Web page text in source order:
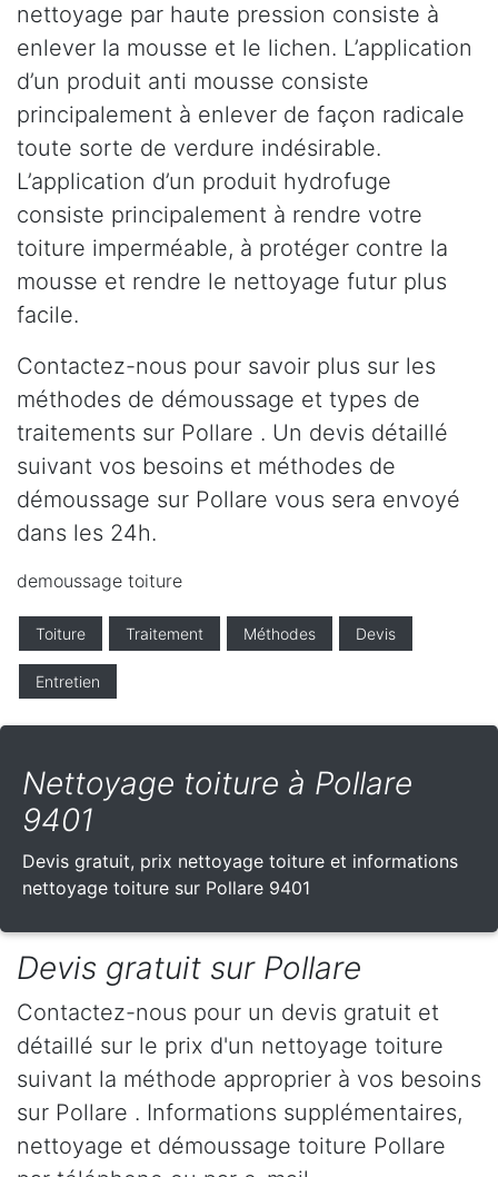
nettoyage par haute pression consiste à
enlever la mousse et le lichen. L’application
d’un produit anti mousse consiste
principalement à enlever de façon radicale
toute sorte de verdure indésirable.
L’application d’un produit hydrofuge
consiste principalement à rendre votre
toiture imperméable, à protéger contre la
mousse et rendre le nettoyage futur plus
facile.
Contactez-nous pour savoir plus sur les
méthodes de démoussage et types de
traitements sur Pollare . Un devis détaillé
suivant vos besoins et méthodes de
démoussage sur Pollare vous sera envoyé
dans les 24h.
demoussage toiture
Toiture Traitement Méthodes Devis
Entretien
Nettoyage toiture à Pollare
9401
Devis gratuit, prix nettoyage toiture et informations
nettoyage toiture sur Pollare 9401
Devis gratuit sur Pollare
Contactez-nous pour un devis gratuit et
détaillé sur le prix d'un nettoyage toiture
suivant la méthode approprier à vos besoins
sur Pollare . Informations supplémentaires,
nettoyage et démoussage toiture Pollare